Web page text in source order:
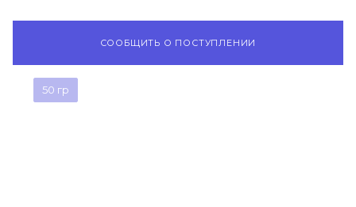
СООБЩИТЬ О ПОСТУПЛЕНИИ
50 гр